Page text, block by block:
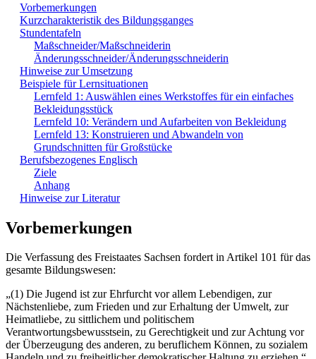
Vorbemerkungen
Kurzcharakteristik des Bildungsganges
Stundentafeln
Maßschneider/Maßschneiderin
Änderungsschneider/Änderungsschneiderin
Hinweise zur Umsetzung
Beispiele für Lernsituationen
Lernfeld 1: Auswählen eines Werkstoffes für ein einfaches
Bekleidungsstück
Lernfeld 10: Verändern und Aufarbeiten von Bekleidung
Lernfeld 13: Konstruieren und Abwandeln von
Grundschnitten für Großstücke
Berufsbezogenes Englisch
Ziele
Anhang
Hinweise zur Literatur
Vorbemerkungen
Die Verfassung des Freistaates Sachsen fordert in Artikel 101 für das
gesamte Bildungswesen:
„(1) Die Jugend ist zur Ehrfurcht vor allem Lebendigen, zur
Nächstenliebe, zum Frieden und zur Erhaltung der Umwelt, zur
Heimatliebe, zu sittlichem und politischem
Verantwortungsbewusstsein, zu Gerechtigkeit und zur Achtung vor
der Überzeugung des anderen, zu beruflichem Können, zu sozialem